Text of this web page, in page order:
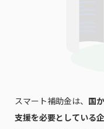
スマート補助金は、 国
支援を必要としている